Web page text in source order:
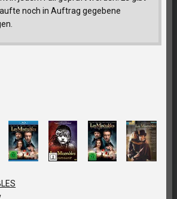
noch in Auftrag gegebene